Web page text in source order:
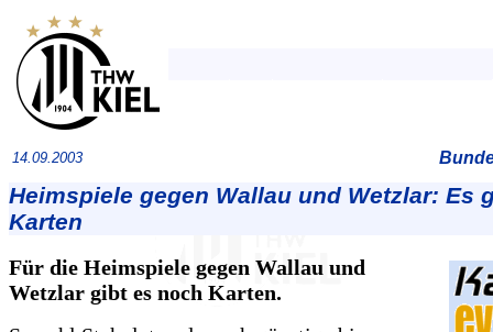
14.09.2003
Heimspiele gegen Wallau und Wetzlar: Es
Karten
Für die Heimspiele gegen Wallau und
Wetzlar gibt es noch Karten.